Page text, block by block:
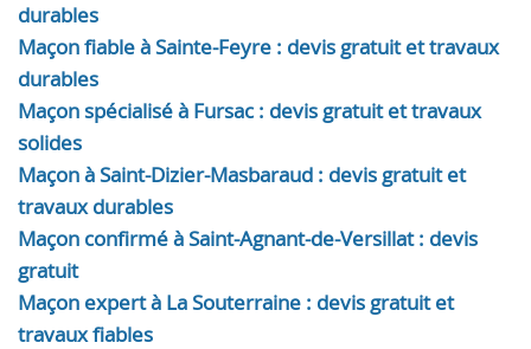
durables
Maçon fiable à Sainte-Feyre : devis gratuit et travaux
durables
Maçon spécialisé à Fursac : devis gratuit et travaux
solides
Maçon à Saint-Dizier-Masbaraud : devis gratuit et
travaux durables
Maçon confirmé à Saint-Agnant-de-Versillat : devis
gratuit
Maçon expert à La Souterraine : devis gratuit et
travaux fiables